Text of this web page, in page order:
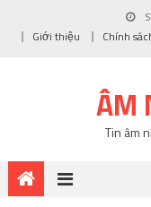
Giới thiệu
Chính
ÂM
Tin âm